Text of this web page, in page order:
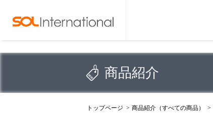
商品紹介
トップページ 商品紹介（すべての商品）